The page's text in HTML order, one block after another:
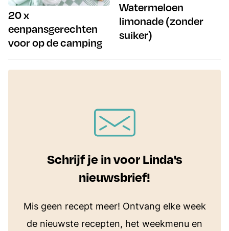
20 x
eenpansgerechten
voor op de camping
Watermeloen
limonade (zonder
suiker)
Schrijf je in voor Linda's
nieuwsbrief!
Mis geen recept meer! Ontvang elke week
de nieuwste recepten, het weekmenu en